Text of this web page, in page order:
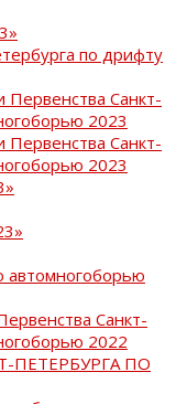
по дрифту
Первенства Санкт-
2023
Первенства Санкт-
2023
автомногоборью
Санкт-
2022
ПЕТЕРБУРГА ПО